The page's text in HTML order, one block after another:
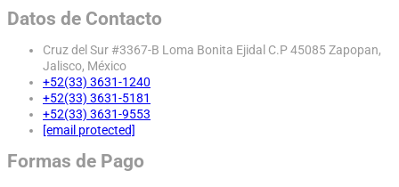
Datos de Contacto
Cruz del Sur #3367-B Loma Bonita Ejidal C.P 45085 Zapopan,
Jalisco, México
+52(33) 3631-1240
+52(33) 3631-5181
+52(33) 3631-9553
[email protected]
Formas de Pago